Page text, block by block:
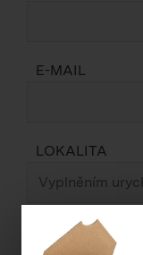
E-MAIL
LOKALITA
ZPRÁVA *